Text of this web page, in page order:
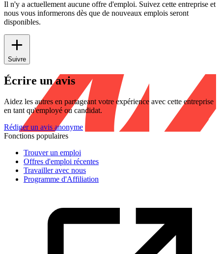
Il n'y a actuellement aucune offre d'emploi. Suivez cette entreprise et
nous vous informerons dès que de nouveaux emplois seront
disponibles.
Suivre
Écrire un avis
Aidez les autres en partageant votre expérience avec cette entreprise
en tant qu'employé ou candidat.
Rédiger un avis anonyme
Fonctions populaires
Trouver un emploi
Offres d'emploi récentes
Travailler avec nous
Programme d'Affiliation